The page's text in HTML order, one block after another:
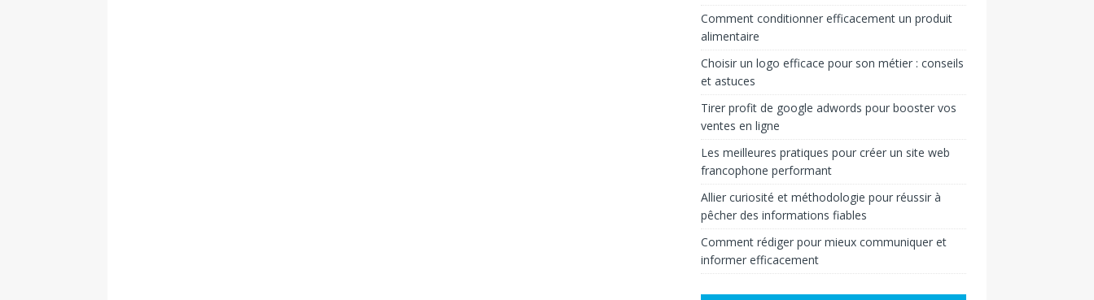
Comment conditionner efficacement un produit
alimentaire
Choisir un logo efficace pour son métier : conseils
et astuces
Tirer profit de google adwords pour booster vos
ventes en ligne
Les meilleures pratiques pour créer un site web
francophone performant
Allier curiosité et méthodologie pour réussir à
pêcher des informations fiables
Comment rédiger pour mieux communiquer et
informer efficacement